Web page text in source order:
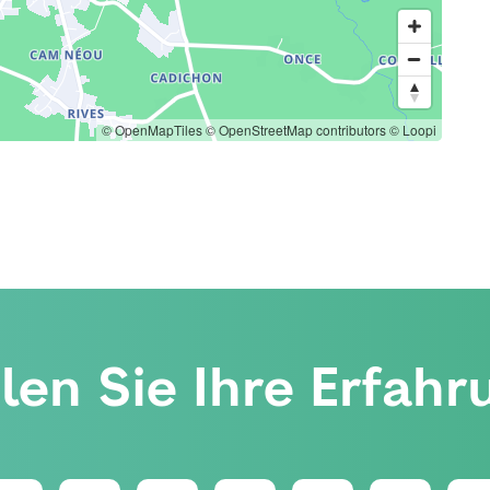
© OpenMapTiles© OpenStreetMap contributors© Loopi
Sie Ihre